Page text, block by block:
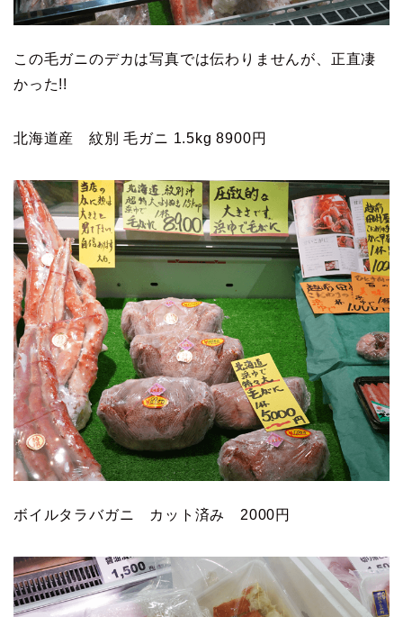
この毛ガニのデカは写真では伝わりませんが、正直凄
かった!!
北海道産 紋別 毛ガニ 1.5kg 8900円
ボイルタラバガニ カット済み 2000円